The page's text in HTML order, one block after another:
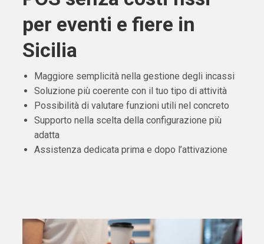
per eventi e fiere in
Sicilia
Maggiore semplicità nella gestione degli incassi
Soluzione più coerente con il tuo tipo di attività
Possibilità di valutare funzioni utili nel concreto
Supporto nella scelta della configurazione più
adatta
Assistenza dedicata prima e dopo l’attivazione